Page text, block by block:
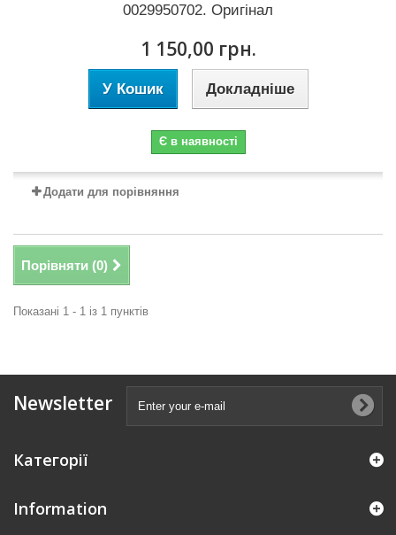
0029950702. Оригінал
1 150,00 грн.
У Кошик Докладніше
Є в наявності
Додати для порівняння
Порівняти (0)
Показані 1 - 1 із 1 пунктів
Newsletter
Категорії
Information